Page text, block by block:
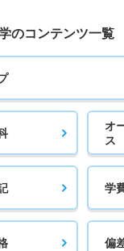
のコンテンツ一覧
オ
ス
学
偏